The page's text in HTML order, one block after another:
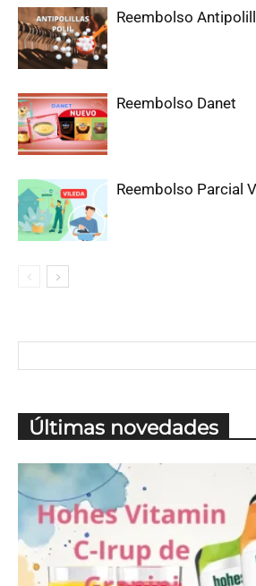
Reembolso
Reembolso Danet
Reembolso Parcial
Últimas novedades